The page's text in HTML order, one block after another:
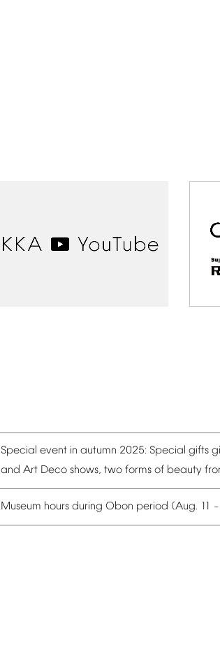
Special event in autumn 2025: Special gifts
and Art Deco shows, two forms of beauty
Museum hours during Obon period (Aug. 11